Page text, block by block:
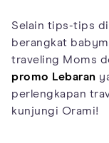
Selain tips-tips di
berangkat
traveling Moms
promo Lebaran
perlengkapan
kunjungi Orami!